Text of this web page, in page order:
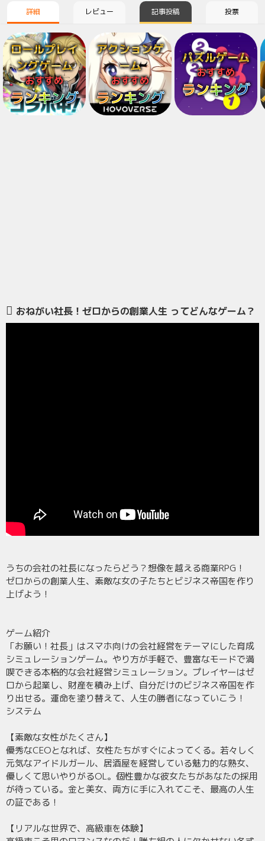
詳細 レビュー 記事投稿 投票
ロールプレイ
ングゲーム
おすすめ
ランキング
アクションゲ
ーム
おすすめ
ランキング
パズルゲーム
おすすめ
ランキング
おねがい社長！ゼロからの創業人生 ってどんなゲーム？
うちの会社の社長になったらどう？想像を越える商業RPG！
ゼロからの創業人生、素敵な女の子たちとビジネス帝国を作り
上げよう！
ゲーム紹介
「お願い！社長」はスマホ向けの会社経営をテーマにした育成
シミュレーションゲーム。やり方が手軽で、豊富なモードで満
喫できる本格的な会社経営シミュレーション。プレイヤーはゼ
ロから起業し、財産を積み上げ、自分だけのビジネス帝国を作
り出せる。運命を塗り替えて、人生の勝者になっていこう！
システム
【素敵な女性がたくさん】
優秀なCEOとなれば、女性たちがすぐによってくる。若々しく
元気なアイドルガール、居酒屋を経営している魅力的な熟女、
優しくて思いやりがるOL。個性豊かな彼女たちがあなたの採用
が待っている。金と美女、両方に手に入れてこそ、最高の人生
の証である！
【リアルな世界で、高級車を体験】